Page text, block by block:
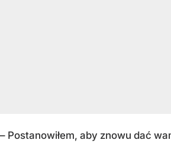
– Postanowiłem, aby znowu dać